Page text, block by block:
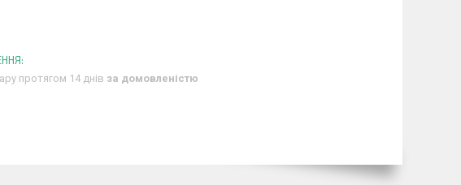
протягом 14 днів за домовленістю